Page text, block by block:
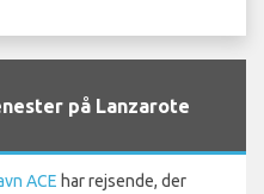
på Lanzarote
ACE har rejsende, der